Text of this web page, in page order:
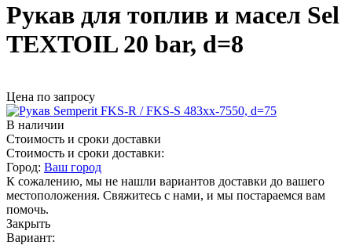
Рукав для топлив и масел Sel
TEXTOIL 20 bar, d=8
Цена по запросу
В наличии
Стоимость и сроки доставки
Стоимость и сроки доставки:
Город: Ваш город
К сожалению, мы не нашли вариантов доставки до вашего
местоположения. Свяжитесь с нами, и мы постараемся вам
помочь.
Закрыть
Вариант: